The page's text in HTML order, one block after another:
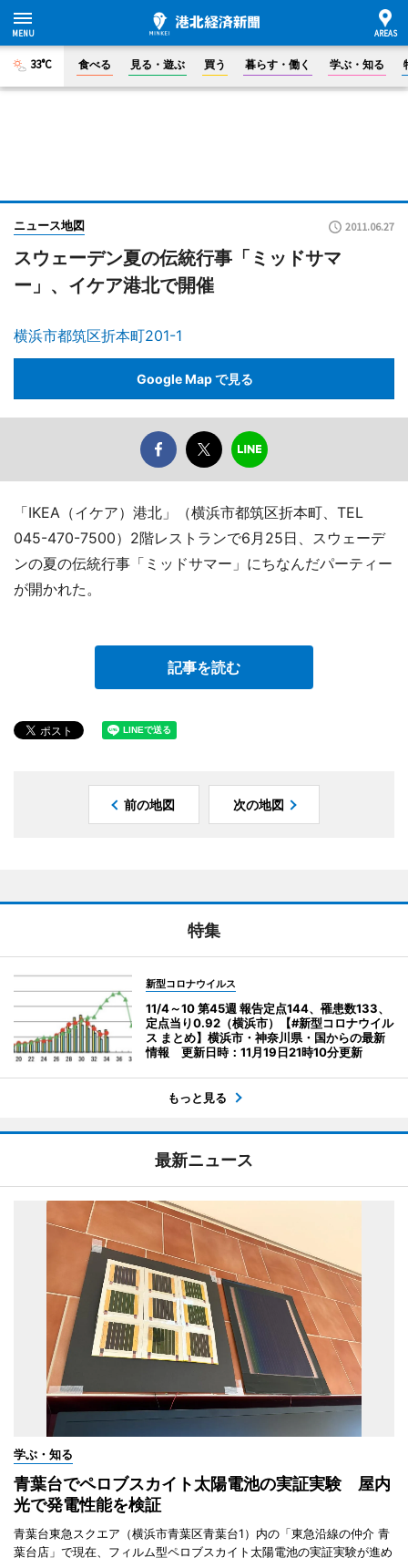
33°C 食べる 見る・遊ぶ 買う 暮らす・働く 学ぶ・知る
ニュース地図 2011.06.27
スウェーデン夏の伝統行事「ミッドサマ
ー」、イケア港北で開催
横浜市都筑区折本町201-1
Google Map で見る
「IKEA（イケア）港北」（横浜市都筑区折本町、TEL
045-470-7500）2階レストランで6月25日、スウェーデ
ンの夏の伝統行事「ミッドサマー」にちなんだパーティー
が開かれた。
記事を読む
前の地図 次の地図
特集
新型コロナウイルス
11/4～10 第45週 報告定点144、罹患数133、
定点当り0.92（横浜市）【#新型コロナウイル
ス まとめ】横浜市・神奈川県・国からの最新
情報 更新日時：11月19日21時10分更新
もっと見る
最新ニュース
学ぶ・知る
青葉台でペロブスカイト太陽電池の実証実験 屋内
光で発電性能を検証
青葉台東急スクエア（横浜市青葉区青葉台1）内の「東急沿線の仲介 青
葉台店」で現在、フィルム型ペロブスカイト太陽電池の実証実験が進め